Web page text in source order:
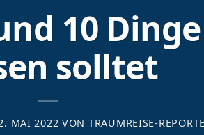
10
solltet
MAI 2022 VON TRAUMREISE-